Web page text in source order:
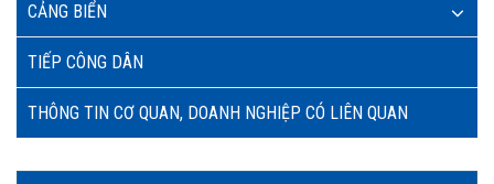
CẢNG BIỂN
TIẾP CÔNG DÂN
THÔNG TIN CƠ QUAN, DOANH NGHIỆP CÓ LIÊN QUAN